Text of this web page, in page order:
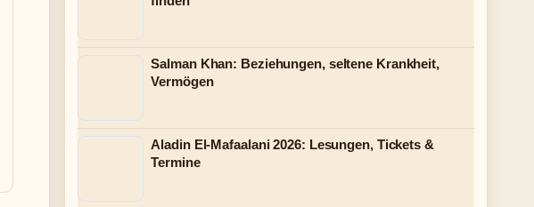
Salman Khan: Beziehungen, seltene Krankheit,
Vermögen
Aladin El-Mafaalani 2026: Lesungen, Tickets &
Termine